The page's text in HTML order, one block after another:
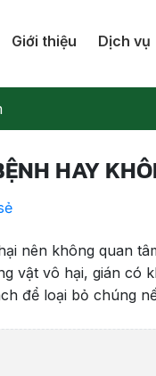
Giới thiệu Dịch vụ
HAY
nên không quan
vật vô hại, gián có
để loại bỏ chúng